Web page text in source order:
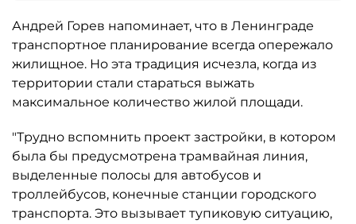
Андрей Горев напоминает, что в Ленинграде
транспортное планирование всегда опережало
жилищное. Но эта традиция исчезла, когда из
территории стали стараться выжать
максимальное количество жилой площади.
"Трудно вспомнить проект застройки, в котором
была бы предусмотрена трамвайная линия,
выделенные полосы для автобусов и
троллейбусов, конечные станции городского
транспорта. Это вызывает тупиковую ситуацию,